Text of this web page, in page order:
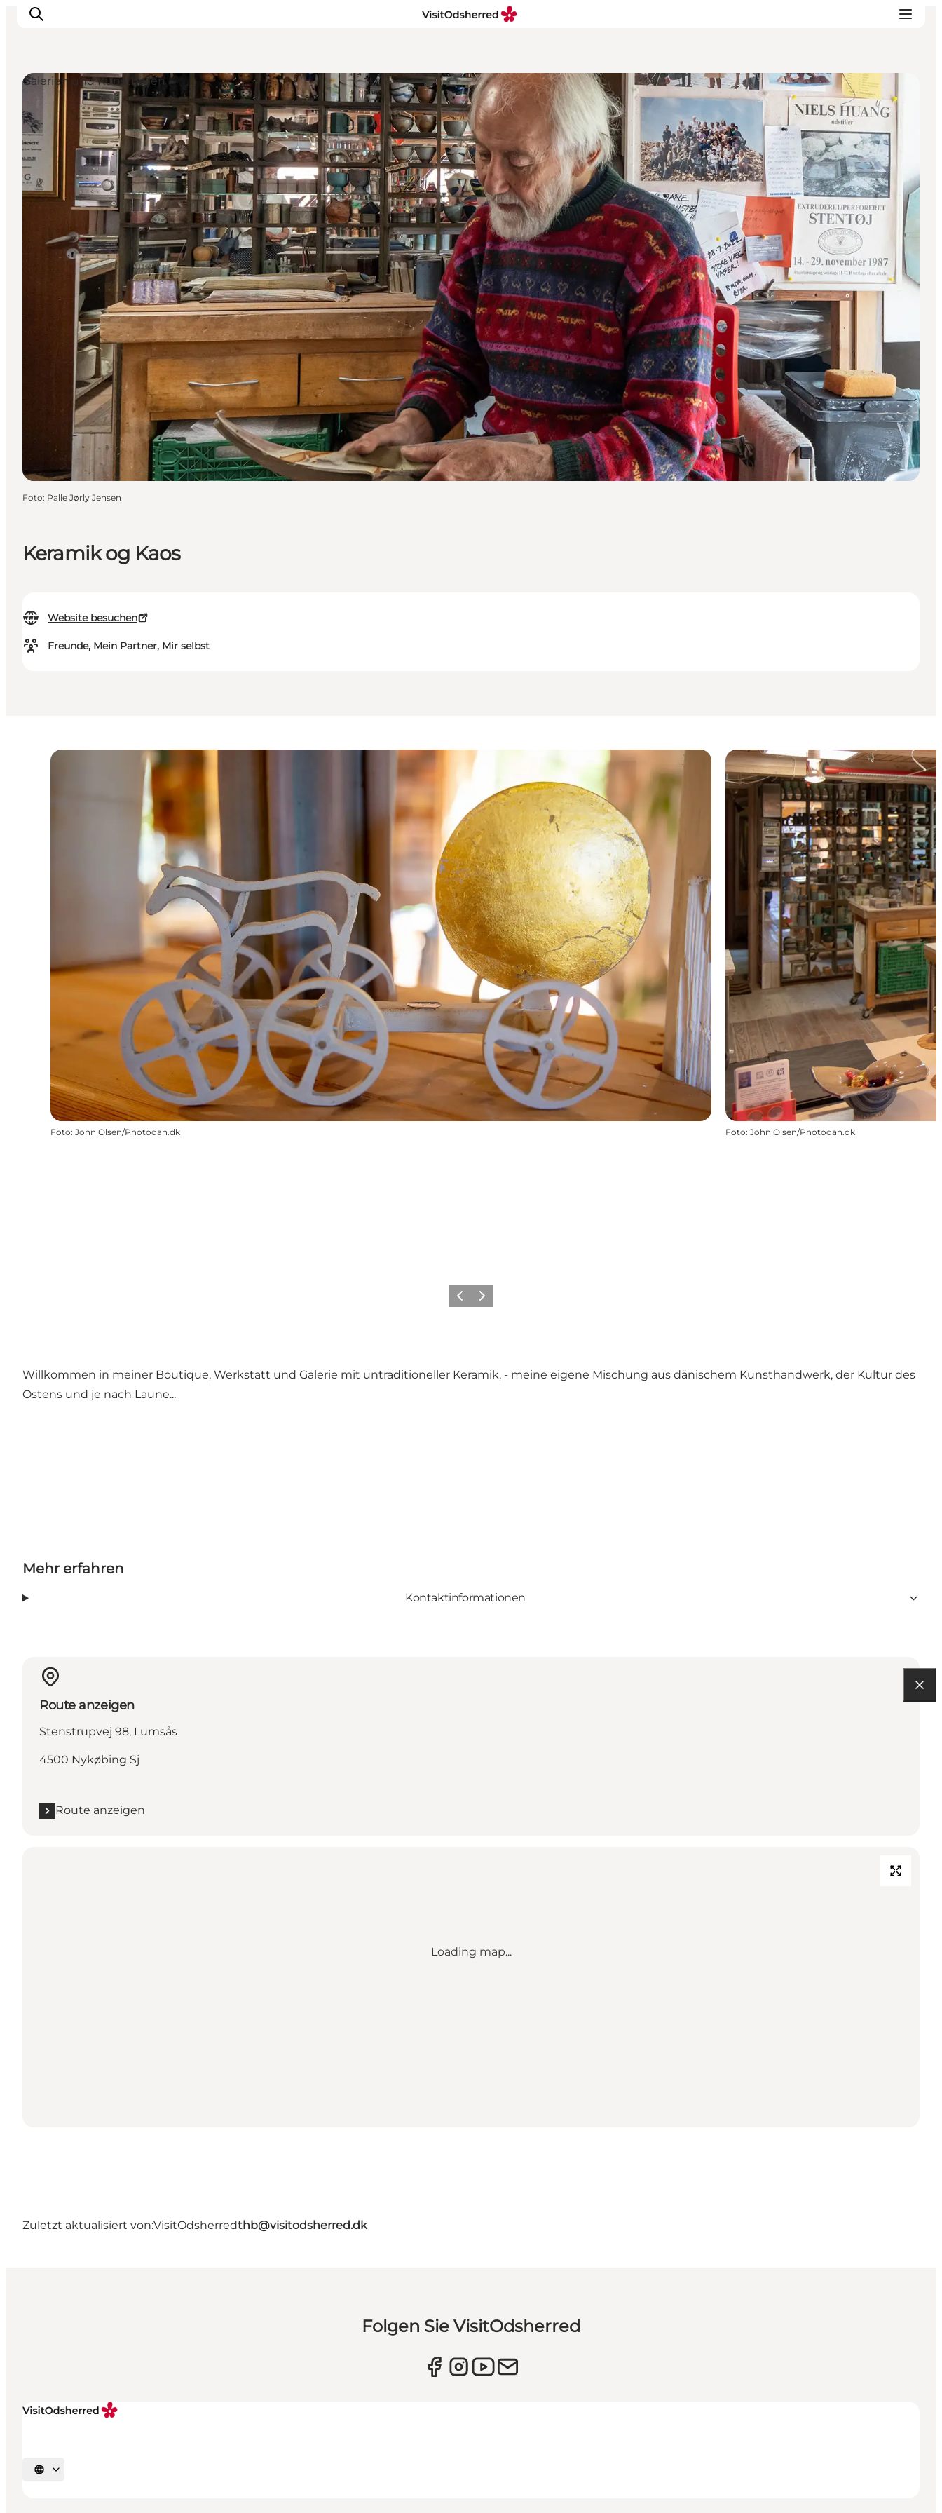
Events
Erlebnisse
Essen
Unterkünfte
Nützliches
Keramik og Kaos
Website besuchen
Freunde, Mein Partner, Mir selbst
Galerien und Kunsthallen
Foto: Palle Jørly Jensen
Foto: John Olsen/Photodan.dk Foto: John Olsen/Photodan.dk
Vorherige Folie
Nächste Folie
Willkommen in meiner Boutique, Werkstatt und Galerie mit untraditioneller Keramik, - meine eigene Mischung aus dänischem Kunsthandwerk, der Kultur des
Ostens und je nach Laune...
Mehr erfahren
Kontaktinformationen
Route anzeigen
Stenstrupvej 98, Lumsås
4500 Nykøbing Sj
Route anzeigen
Loading map...
Zuletzt aktualisiert von:VisitOdsherredthb@visitodsherred.dk
Folgen Sie VisitOdsherred
Sprache auswählen